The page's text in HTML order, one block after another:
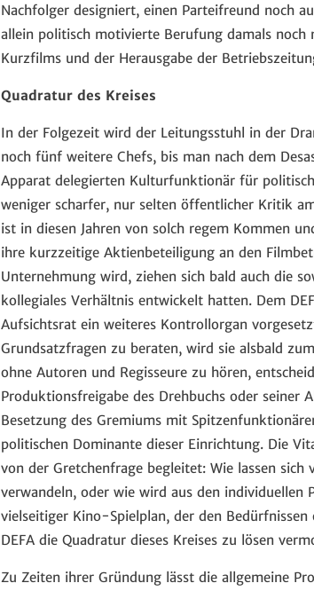
Nachfolger designiert, einen Parteifreund noch
allein politisch motivierte Berufung damals
Kurzfilms und der Herausgabe der
Quadratur des Kreises
In der Folgezeit wird der Leitungsstuhl in der
noch fünf weitere Chefs, bis man nach dem
Apparat delegierten Kulturfunktionär für
weniger scharfer, nur selten öffentlicher Kritik
ist in diesen Jahren von solch regem Kommen
ihre kurzzeitige Aktienbeteiligung an den
Unternehmung wird, ziehen sich bald auch die
kollegiales Verhältnis entwickelt hatten. Dem
Aufsichtsrat ein weiteres Kontrollorgan
Grundsatzfragen zu beraten, wird sie alsbald
ohne Autoren und Regisseure zu hören,
Produktionsfreigabe des Drehbuchs oder seiner
Besetzung des Gremiums mit
politischen Dominante dieser Einrichtung. Die
von der Gretchenfrage begleitet: Wie lassen
verwandeln, oder wie wird aus den individuellen
vielseitiger Kino-Spielplan, der den
DEFA die Quadratur dieses Kreises zu lösen
Zu Zeiten ihrer Gründung lässt die allgemeine